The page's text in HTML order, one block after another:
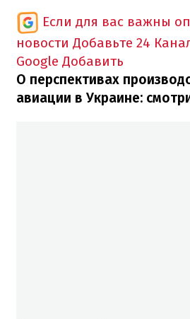
Если для вас важны
новости Добавьте 24
Google Добавить
О перспективах
авиации в Украине: